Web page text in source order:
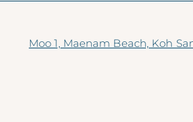
44/133 Moo 1, Maenam Beach, Koh